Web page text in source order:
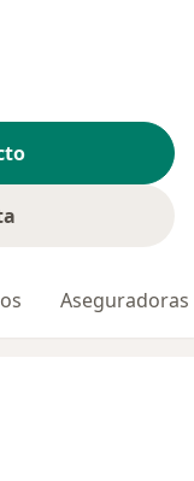
Aseguradoras